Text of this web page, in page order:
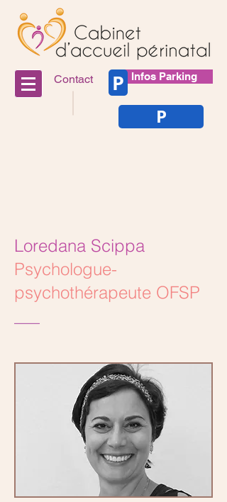
Contact Infos Parking
P
P
Loredana Scippa
Psychologue-
psychothérapeute OFSP